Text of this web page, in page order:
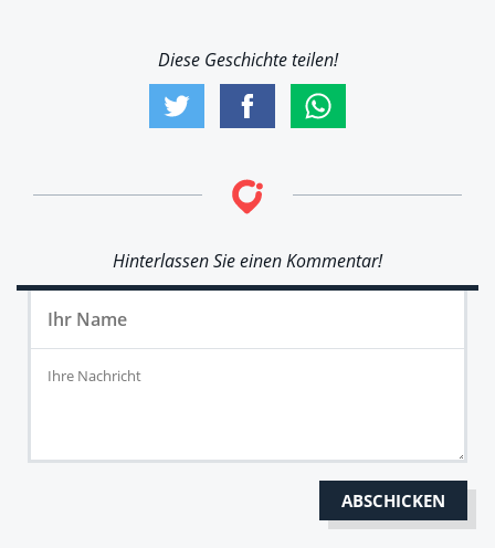
Diese Geschichte teilen!
Hinterlassen Sie einen Kommentar!